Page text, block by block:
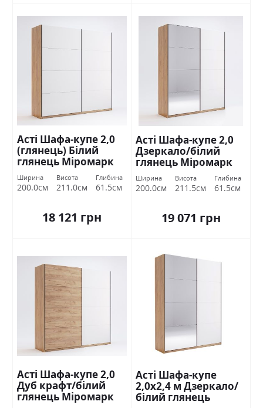
Асті Шафа-купе 2,0
(глянець) Білий
глянець Міромарк
Ширина
200.0см
Висота
211.0см
Глибина
61.5см
18 121 грн
Асті Шафа-купе 2,0
Дзеркало/білий
глянець Міромарк
Ширина
200.0см
Висота
211.5см
Глибина
61.5см
19 071 грн
Асті Шафа-купе 2,0
Дуб крафт/білий
глянець Міромарк
Асті Шафа-купе
2,0х2,4 м Дзеркало/
білий глянець